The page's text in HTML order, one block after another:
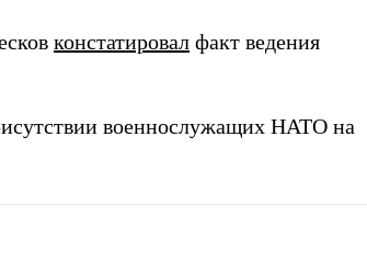
констатировал факт ведения
военнослужащих НАТО на